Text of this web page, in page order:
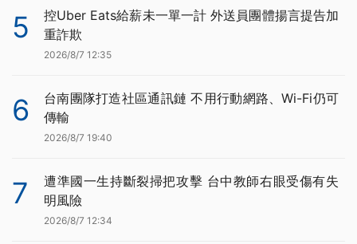
5
控Uber Eats給薪未一單一計 外送員團體揚言提告加
重詐欺
2026/8/7 12:35
6
台南團隊打造社區通訊鏈 不用行動網路、Wi-Fi仍可
傳輸
2026/8/7 19:40
7
遭準國一生持斷裂掃把攻擊 台中教師右眼受傷有失
明風險
2026/8/7 12:34